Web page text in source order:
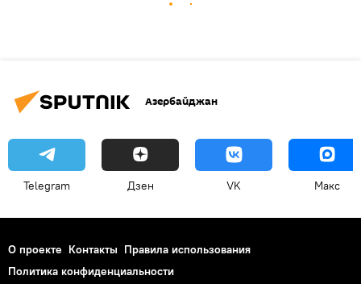
Азербайджан
Telegram Дзен VK Макс
О проекте Контакты Правила использования
Политика конфиденциальности